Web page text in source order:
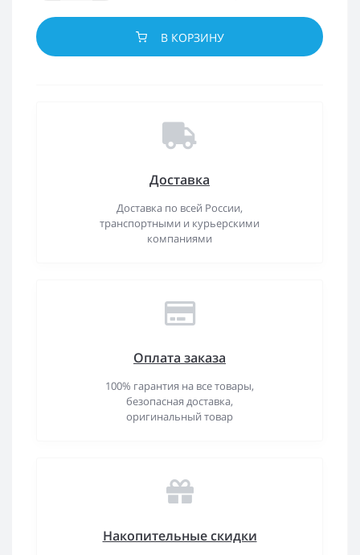
В КОРЗИНУ
Доставка
Доставка по всей России,
транспортными и курьерскими
компаниями
Оплата заказа
100% гарантия на все товары,
безопасная доставка,
оригинальный товар
Накопительные скидки